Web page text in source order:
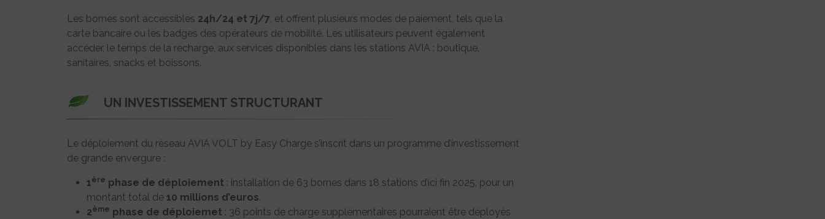
Les bornes sont accessibles 24h/24 et 7j/7, et offrent plusieurs modes de paiement, tels que la
carte bancaire ou les badges des opérateurs de mobilité. Les utilisateurs peuvent également
accéder, le temps de la recharge, aux services disponibles dans les stations AVIA : boutique,
sanitaires, snacks et boissons.
UN INVESTISSEMENT STRUCTURANT
Le déploiement du réseau AVIA VOLT by Easy Charge s’inscrit dans un programme d’investissement
de grande envergure :
1ère phase de déploiement : installation de 63 bornes dans 18 stations d’ici fin 2025, pour un
montant total de 10 millions d’euros.
2ème phase de déploiemet : 36 points de charge supplémentaires pourraient être déployés